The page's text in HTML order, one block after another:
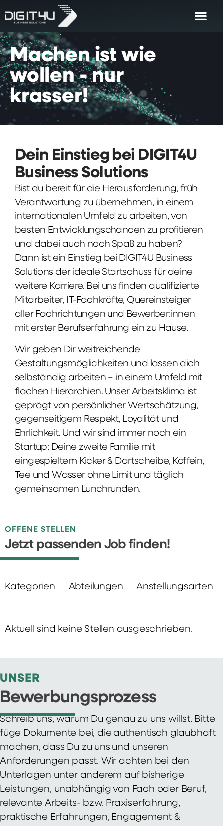
Machen ist wie
wollen - nur
krasser!
Dein Einstieg bei DIGIT4U
Business Solutions
Bist du bereit für die Herausforderung, früh
Verantwortung zu übernehmen, in einem
internationalen Umfeld zu arbeiten, von
besten Entwicklungschancen zu profitieren
und dabei auch noch Spaß zu haben?
Dann ist ein Einstieg bei DIGIT4U Business
Solutions der ideale Startschuss für deine
weitere Karriere. Bei uns finden qualifizierte
Mitarbeiter, IT-Fachkräfte, Quereinsteiger
aller Fachrichtungen und Bewerber:innen
mit erster Berufserfahrung ein zu Hause.
Wir geben Dir weitreichende
Gestaltungsmöglichkeiten und lassen dich
selbständig arbeiten – in einem Umfeld mit
flachen Hierarchien. Unser Arbeitsklima ist
geprägt von persönlicher Wertschätzung,
gegenseitigem Respekt, Loyalität und
Ehrlichkeit. Und wir sind immer noch ein
Startup: Deine zweite Familie mit
eingespieltem Kicker & Dartscheibe, Koffein,
Tee und Wasser ohne Limit und täglich
gemeinsamen Lunchrunden.
OFFENE STELLEN
Jetzt passenden Job finden!
Kategorien Abteilungen Anstellungsarten
Aktuell sind keine Stellen ausgeschrieben.
UNSER
Bewerbungsprozess
Schreib uns, warum Du genau zu uns willst. Bitte
füge Dokumente bei, die authentisch glaubhaft
machen, dass Du zu uns und unseren
Anforderungen passt. Wir achten bei den
Unterlagen unter anderem auf bisherige
Leistungen, unabhängig von Fach oder Beruf,
relevante Arbeits- bzw. Praxiserfahrung,
praktische Erfahrungen, Engagement &